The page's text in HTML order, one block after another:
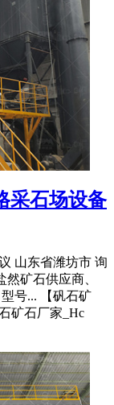
采石场设备
山东省潍坊市 询
矿石供应商、
号... 【矾石矿
矿石厂家_Hc